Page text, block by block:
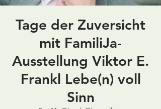
Tage der Zuversicht
mit FamiliJa-
Ausstellung Viktor E.
Frankl Lebe(n) voll
Sinn